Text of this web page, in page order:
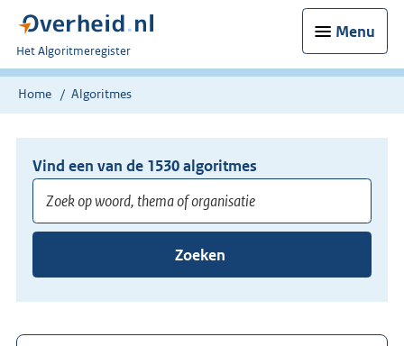
Menu
U
bent
nu
Het Algoritmeregister
Home Algoritmes
Vind een van de 1530algoritmes
Voer
3
tekens
in
Zoeken